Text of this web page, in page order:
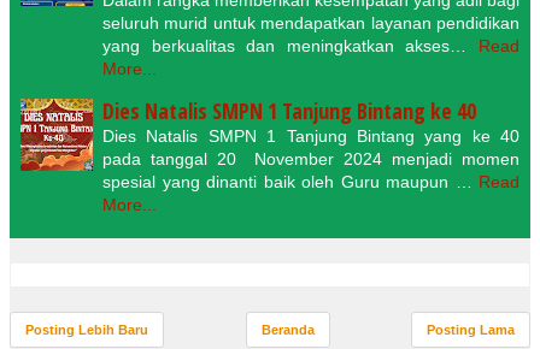
seluruh murid untuk mendapatkan layanan pendidikan
yang berkualitas dan meningkatkan akses…
Read
More...
Dies Natalis SMPN 1 Tanjung Bintang ke 40
Dies Natalis SMPN 1 Tanjung Bintang yang ke 40
pada tanggal 20 November 2024 menjadi momen
spesial yang dinanti baik oleh Guru maupun …
Read
More...
Posting Lebih Baru Posting Lama
Beranda